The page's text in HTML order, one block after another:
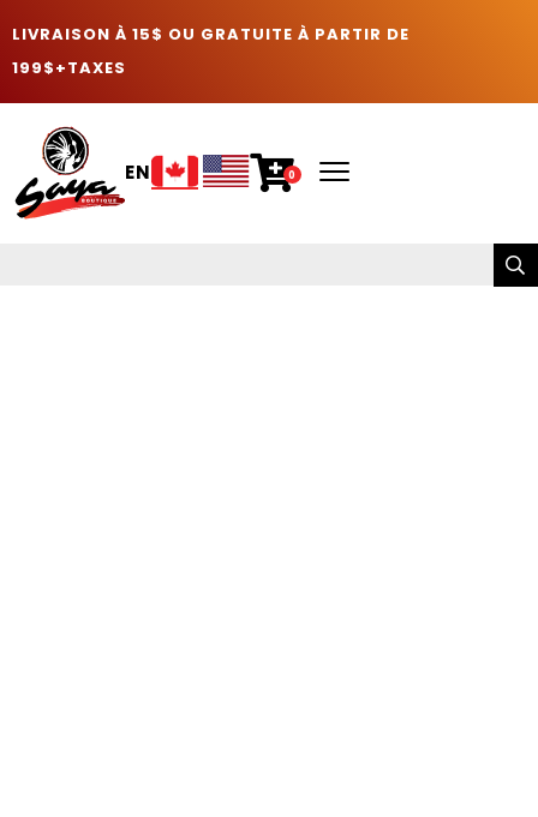
LIVRAISON À 15$ OU GRATUITE À PARTIR DE
199$+TAXES
EN 0